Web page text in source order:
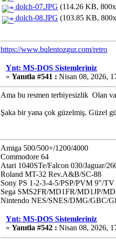
dolch-07.JPG (114.26 KB,
dolch-08.JPG (103.85 KB,
https://www.bulentozgur.com/retro
Ynt: MS-DOS Sistemleriniz
« Yanıtla #541 : Nisan 08, 2026,
Ama bu resmen terbiyesizlik Olan
Şaka bir yana çok güzelmiş. Güzel
Amiga 500/500+/1200/4000
Commodore 64
Atari 1040STe/Falcon 030/Jaguar/
Roland MT-32 Rev.A&B/SC-88
Sony PS 1-2-3-4-5/PSP/PVM 9"/
Sega SMS2FR/MD1FR/MD1JP/
Nintendo NES/SNES/DMG/GBC/
Ynt: MS-DOS Sistemleriniz
« Yanıtla #542 : Nisan 08, 2026,